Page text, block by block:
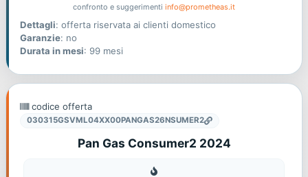
confronto e suggerimenti info@prometheas.it
Dettagli: offerta riservata ai clienti domestico
Garanzie: no
Durata in mesi: 99 mesi
codice offerta
030315GSVML04XX00PANGAS26NSUMER2
Pan Gas Consumer2 2024
Gas